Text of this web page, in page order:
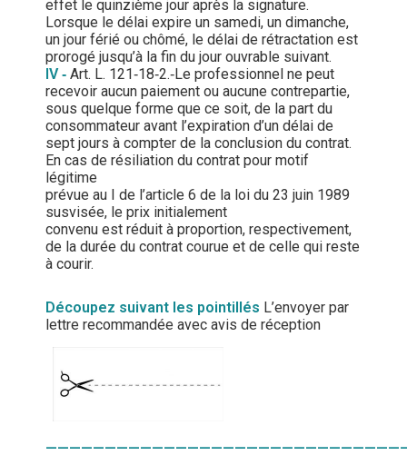
effet le quinzième jour après la signature.
Lorsque le délai expire un samedi, un dimanche,
un jour férié ou chômé, le délai de rétractation est
prorogé jusqu’à la fin du jour ouvrable suivant.
IV‐ Art. L. 121‐18‐2.‐Le professionnel ne peut
recevoir aucun paiement ou aucune contrepartie,
sous quelque forme que ce soit, de la part du
consommateur avant l’expiration d’un délai de
sept jours à compter de la conclusion du contrat.
En cas de résiliation du contrat pour motif
légitime
prévue au I de l’article 6 de la loi du 23 juin 1989
susvisée, le prix initialement
convenu est réduit à proportion, respectivement,
de la durée du contrat courue et de celle qui reste
à courir.
Découpez suivant les pointillés L’envoyer par
lettre recommandée avec avis de réception